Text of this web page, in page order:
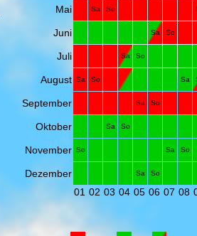
Mai Sa So
Juni Sa So
Juli Sa So
August Sa So Sa
September Sa So
Oktober Sa So
November So Sa So
Dezember Sa So
01 02 03 04 05 06 07 08